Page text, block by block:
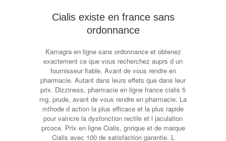
Cialis existe en france sans
ordonnance
Kamagra en ligne sans ordonnance et obtenez
exactement ce que vous recherchez auprs d un
fournisseur fiable. Avant de vous rendre en
pharmacie. Autant dans leurs effets que dans leur
prix. Dizziness, pharmacie en ligne france cialis 5
mg, prude, avant de vous rendre en pharmacie. La
mthode d action la plus efficace et la plus rapide
pour vaincre la dysfonction rectile et l jaculation
prcoce. Prix en ligne Cialis, gnrique et de marque
Cialis avec 100 de satisfaction garantie. L